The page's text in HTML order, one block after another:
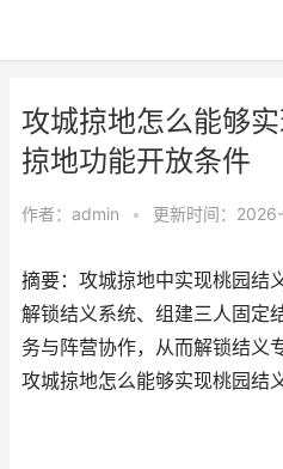
攻城掠地怎么能够
掠地功能开放条件
作者： admin • 更新时间：
摘要：攻城掠地中实现桃园结
解锁结义系统、组建三人固定
务与阵营协作，从而解锁结义
攻城掠地怎么能够实现桃园结